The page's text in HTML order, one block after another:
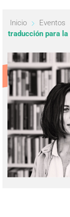
Inicio Eventos
traducción para